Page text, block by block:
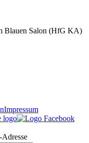
Blauen Salon (HfG KA)
Impressum